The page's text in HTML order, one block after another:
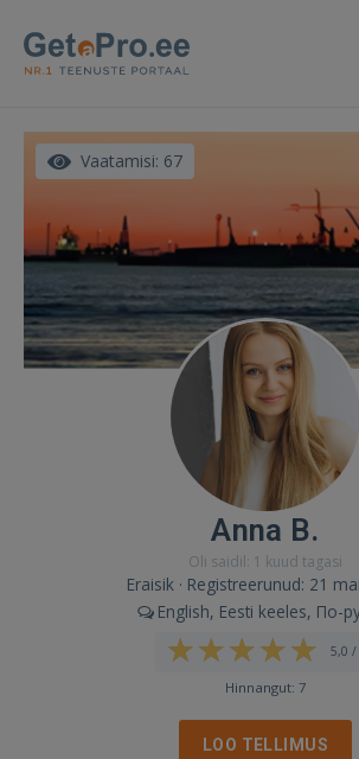
Vaatamisi: 67
Anna B.
Oli saidil: 1 kuud tagasi
Eraisik · Registreerunud: 21
English, Eesti keeles, По-
5,0 /
Hinnangut: 7
LOO TELLIMUS